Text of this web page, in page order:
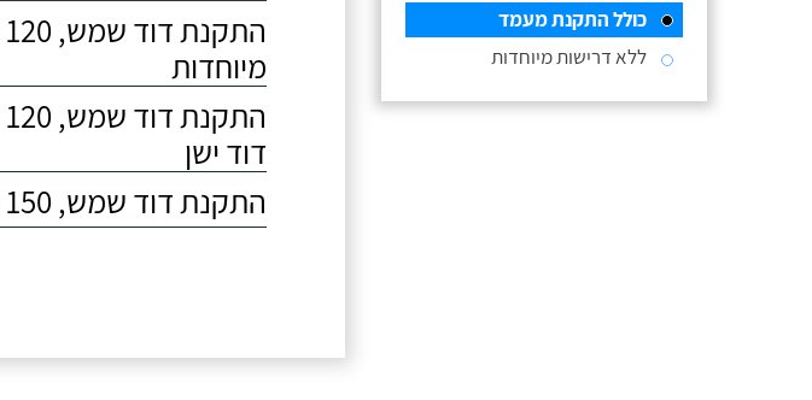
כולל התקנת מעמד
ללא דרישות מיוחדות
מיוחדות
דוד ישן
התקנת דוד שמש, 150 ליטר, על גג שטוח, כולל התקנת מעמד